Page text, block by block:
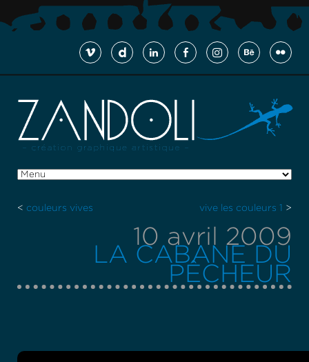
< couleurs vives vive les couleurs 1 >
10 avril 2009
LA CABANE DU
PÊCHEUR